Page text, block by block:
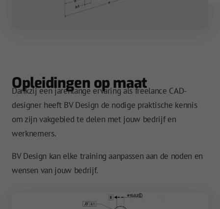
Opleidingen op maat
Dankzij een jarenlange ervaring als freelance CAD-
designer heeft BV Design de nodige praktische kennis
om zijn vakgebied te delen met jouw bedrijf en
werknemers.
BV Design kan elke training aanpassen aan de noden en
wensen van jouw bedrijf.